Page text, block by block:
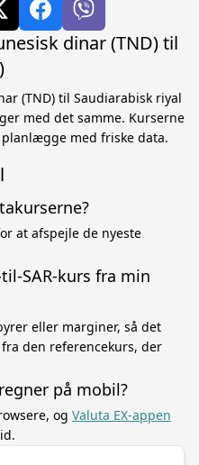
dinar (TND) til
(TND) til Saudiarabisk riyal
med det samme. Kurserne
med friske data.
at afspejle de nyeste
SAR-kurs fra min
eller marginer, så det
den referencekurs, der
på mobil?
og Valuta EX-appen